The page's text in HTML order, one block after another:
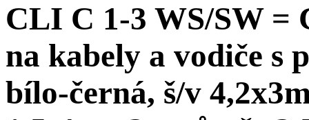
CLI C 1-3 WS/SW =
na kabely a vodiče
bílo-černá, š/v